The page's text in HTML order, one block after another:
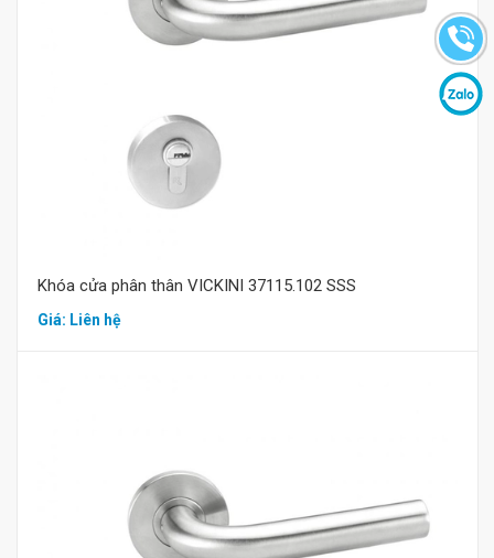
Khóa cửa phân thân VICKINI 37115.102 SSS
Giá: Liên hệ